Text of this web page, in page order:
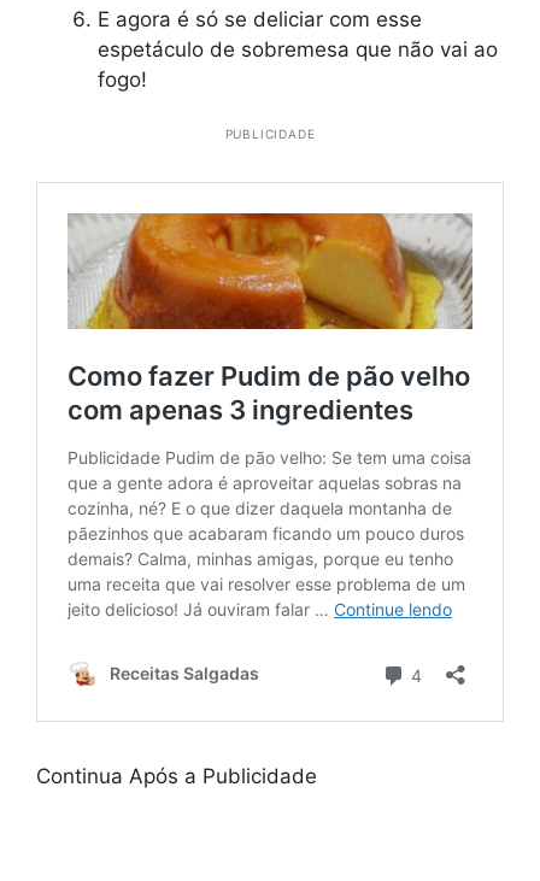
E agora é só se deliciar com esse
espetáculo de sobremesa que não vai ao
fogo!
PUBLICIDADE
Continua Após a Publicidade